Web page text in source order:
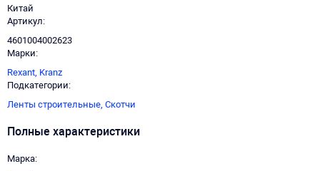
Китай
Артикул
4601004002623
Марки
Rexant, Kranz
Подкатегории
Ленты строительные, Скотчи
Полные характеристики
Марка